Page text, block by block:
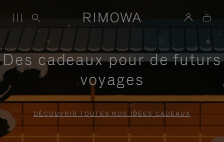
Des cadeaux pour de futurs
voyages
DÉCOUVRIR TOUTES NOS IDÉES CADEAUX